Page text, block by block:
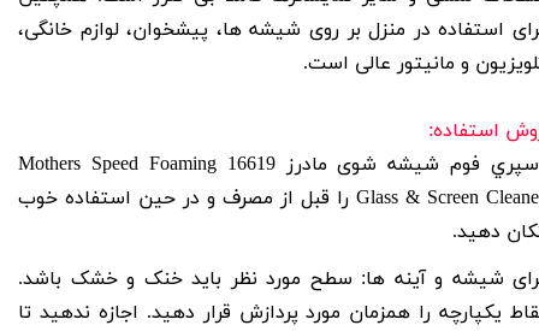
استفاده در منزل بر روی شیشه ها، پیشخوان، لوازم خانگی،
و مانیتور عالی است.
استفاده:
فوم شيشه شوی مادرز 16619
Mothers Speed Foaming
Glass & Screen را قبل از مصرف و در حین استفاده خوب
دهید.
شیشه و آینه ها: سطح مورد نظر باید خنک و خشک باشد.
یکپارچه را همزمان مورد پردازش قرار دهید. اجازه ندهید تا